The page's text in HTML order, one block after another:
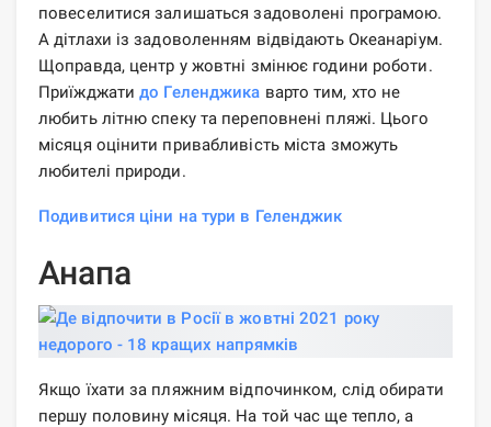
повеселитися залишаться задоволені програмою.
А дітлахи із задоволенням відвідають Океанаріум.
Щоправда, центр у жовтні змінює години роботи.
Приїжджатидо Геленджика варто тим, хто не
любить літню спеку та переповнені пляжі. Цього
місяця оцінити привабливість міста зможуть
любителі природи.
Подивитися ціни на тури в Геленджик
Анапа
Якщо їхати за пляжним відпочинком, слід обирати
першу половину місяця. На той час ще тепло, а